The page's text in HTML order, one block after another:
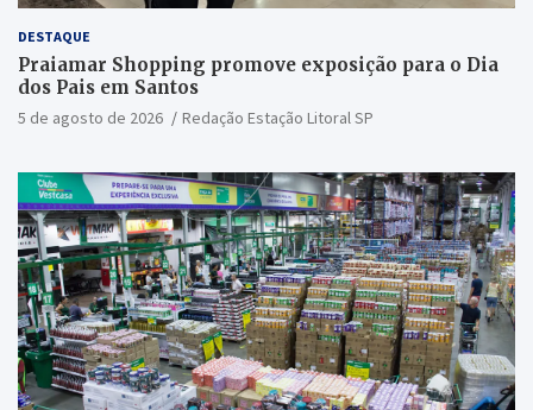
DESTAQUE
Praiamar Shopping promove exposição para o Dia
dos Pais em Santos
5 de agosto de 2026 Redação Estação Litoral SP